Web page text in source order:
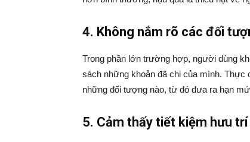
4. Không nắm rõ các đối
Trong phần lớn trường hợp, người dùng
sách những khoản đã chi của mình. Thực
những đối tượng nào, từ đó đưa ra hạn
5. Cảm thấy tiết kiệm hưu